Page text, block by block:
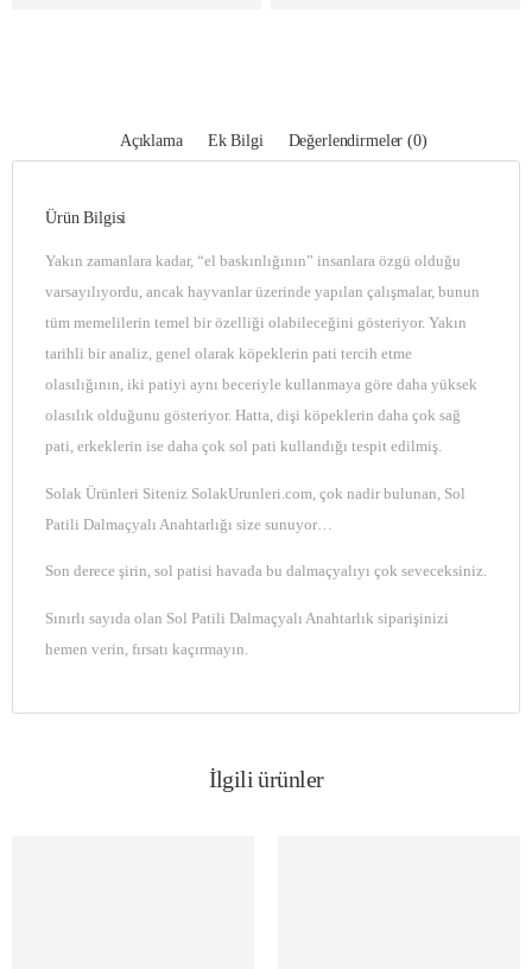
Açıklama Ek Bilgi Değerlendirmeler (0)
Ürün Bilgisi
Yakın zamanlara kadar, “el baskınlığının” insanlara özgü olduğu
varsayılıyordu, ancak hayvanlar üzerinde yapılan çalışmalar, bunun
tüm memelilerin temel bir özelliği olabileceğini gösteriyor. Yakın
tarihli bir analiz, genel olarak köpeklerin pati tercih etme
olasılığının, iki patiyi aynı beceriyle kullanmaya göre daha yüksek
olasılık olduğunu gösteriyor. Hatta, dişi köpeklerin daha çok sağ
pati, erkeklerin ise daha çok sol pati kullandığı tespit edilmiş.
Solak Ürünleri Siteniz SolakUrunleri.com, çok nadir bulunan, Sol
Patili Dalmaçyalı Anahtarlığı size sunuyor…
Son derece şirin, sol patisi havada bu dalmaçyalıyı çok seveceksiniz.
Sınırlı sayıda olan Sol Patili Dalmaçyalı Anahtarlık siparişinizi
hemen verin, fırsatı kaçırmayın.
İlgili ürünler